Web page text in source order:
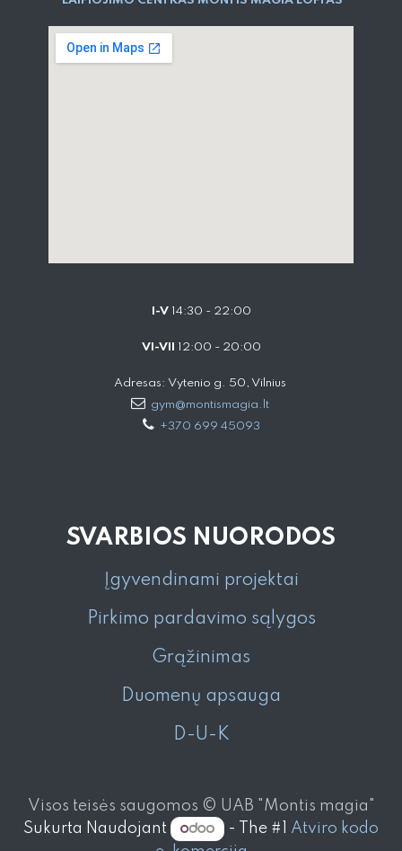
I-V14:30 - 22:00
VI-VII 12:00 - 20:00
Adresas: Vytenio g. 50, Vilnius
gym@montismagia.lt
+370 699 45093
SVARBIOS NUORODOS
Įgyvendinami projektai
Pirkimo pardavimo sąlygos
Grąžinimas
Duomenų apsauga
D-U-K
Visos teisės saugomos © UAB "Montis magia"
Sukurta Naudojant
- The #1 Atviro kodo